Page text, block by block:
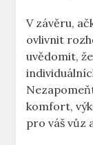
V závěru,
ovlivnit
uvědomit,
komfort,
pro váš vůz